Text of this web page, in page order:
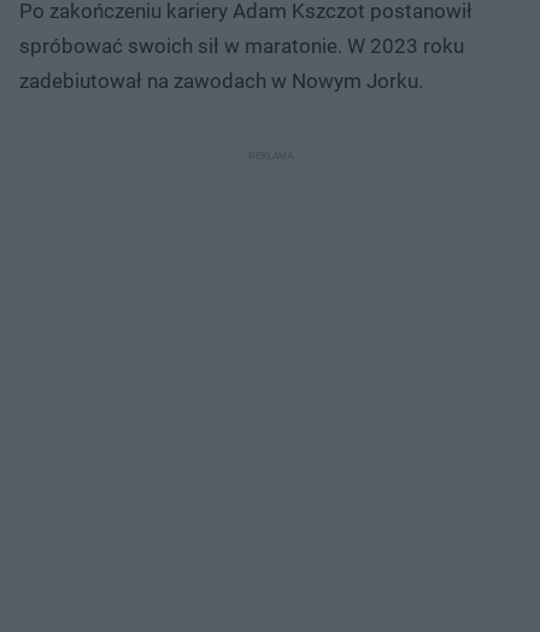
Po zakończeniu kariery Adam Kszczot postanowił
spróbować swoich sił w maratonie. W 2023 roku
zadebiutował na zawodach w Nowym Jorku.